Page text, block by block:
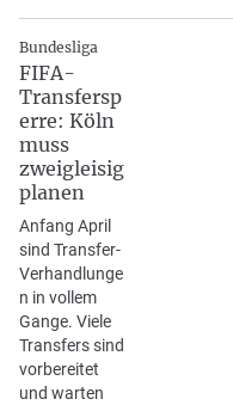
Bundesliga
FIFA-
Transfersp
erre: Köln
muss
zweigleisig
planen
Anfang April
sind Transfer-
Verhandlunge
n in vollem
Gange. Viele
Transfers sind
vorbereitet
und warten